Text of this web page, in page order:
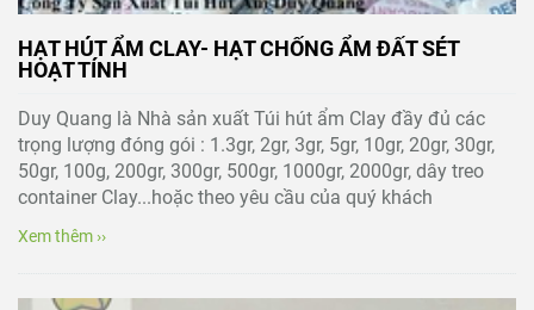
HẠT HÚT ẨM CLAY- HẠT CHỐNG ẨM ĐẤT SÉT
HOẠT TÍNH
Duy Quang là Nhà sản xuất Túi hút ẩm Clay đầy đủ các
trọng lượng đóng gói : 1.3gr, 2gr, 3gr, 5gr, 10gr, 20gr, 30gr,
50gr, 100g, 200gr, 300gr, 500gr, 1000gr, 2000gr, dây treo
container Clay...hoặc theo yêu cầu của quý khách
Xem thêm ››